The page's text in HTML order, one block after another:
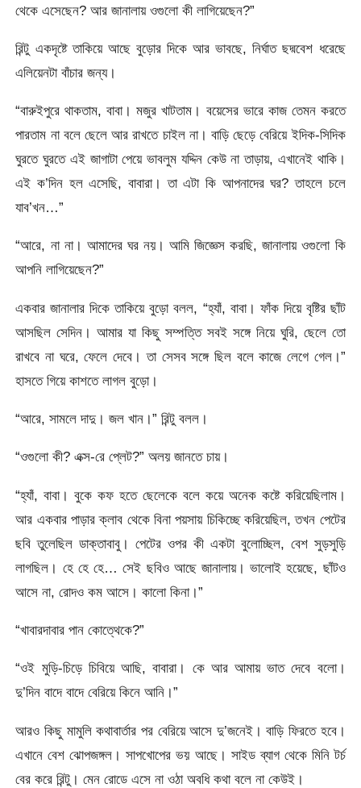
থেকে এসেছেন? আর জানালায় ওগুলো কী লাগিয়েছেন?”
রিন্টু একদৃষ্টে তাকিয়ে আছে বুড়োর দিকে আর ভাবছে, নির্ঘাত ছদ্মবেশ ধরেছে
এলিয়েনটা বাঁচার জন্য।
“বারুইপুরে থাকতাম, বাবা। মজুর খাটতাম। বয়েসের ভারে কাজ তেমন করতে
পারতাম না বলে ছেলে আর রাখতে চাইল না। বাড়ি ছেড়ে বেরিয়ে ইদিক-সিদিক
ঘুরতে ঘুরতে এই জাগাটা পেয়ে ভাবলুম যদ্দিন কেউ না তাড়ায়, এখানেই থাকি।
এই ক’দিন হল এসেছি, বাবারা। তা এটা কি আপনাদের ঘর? তাহলে চলে
যাব’খন…”
“আরে, না না। আমাদের ঘর নয়। আমি জিজ্ঞেস করছি, জানালায় ওগুলো কি
আপনি লাগিয়েছেন?”
একবার জানালার দিকে তাকিয়ে বুড়ো বলল, “হ্যাঁ, বাবা। ফাঁক দিয়ে বৃষ্টির ছাঁট
আসছিল সেদিন। আমার যা কিছু সম্পত্তি সবই সঙ্গে নিয়ে ঘুরি, ছেলে তো
রাখবে না ঘরে, ফেলে দেবে। তা সেসব সঙ্গে ছিল বলে কাজে লেগে গেল।”
হাসতে গিয়ে কাশতে লাগল বুড়ো।
“আরে, সামলে দাদু। জল খান।” রিন্টু বলল।
“ওগুলো কী? এক্স-রে প্লেট?” অলয় জানতে চায়।
“হ্যাঁ, বাবা। বুকে কফ হতে ছেলেকে বলে কয়ে অনেক কষ্টে করিয়েছিলাম।
আর একবার পাড়ার ক্লাব থেকে বিনা পয়সায় চিকিচ্ছে করিয়েছিল, তখন পেটের
ছবি তুলেছিল ডাক্তাবাবু। পেটের ওপর কী একটা বুলোচ্ছিল, বেশ সুড়সুড়ি
লাগছিল। হে হে হে… সেই ছবিও আছে জানালায়। ভালোই হয়েছে, ছাঁটও
আসে না, রোদও কম আসে। কালো কিনা।”
“খাবারদাবার পান কোত্থেকে?”
“ওই মুড়ি-চিড়ে চিবিয়ে আছি, বাবারা। কে আর আমায় ভাত দেবে বলো।
দু’দিন বাদে বাদে বেরিয়ে কিনে আনি।”
আরও কিছু মামুলি কথাবার্তার পর বেরিয়ে আসে দু’জনেই। বাড়ি ফিরতে হবে।
এখানে বেশ ঝোপজঙ্গল। সাপখোপের ভয় আছে। সাইড ব্যাগ থেকে মিনি টর্চ
বের করে রিন্টু। মেন রোডে এসে না ওঠা অবধি কথা বলে না কেউই।